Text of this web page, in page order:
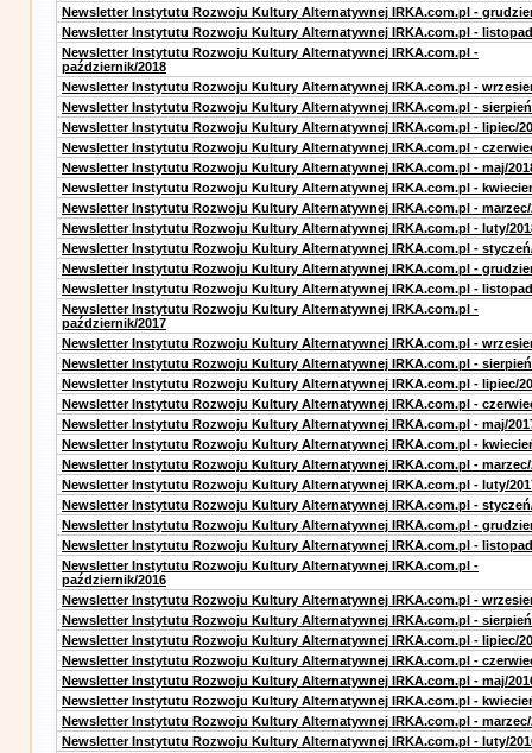
Newsletter Instytutu Rozwoju Kultury Alternatywnej IRKA.com.pl -
Newsletter Instytutu Rozwoju Kultury Alternatywnej IRKA.com.pl -
Newsletter Instytutu Rozwoju Kultury Alternatywnej IRKA.com.pl -
październik/2018
Newsletter Instytutu Rozwoju Kultury Alternatywnej IRKA.com.pl -
Newsletter Instytutu Rozwoju Kultury Alternatywnej IRKA.com.pl -
Newsletter Instytutu Rozwoju Kultury Alternatywnej IRKA.com.pl - lipiec/
Newsletter Instytutu Rozwoju Kultury Alternatywnej IRKA.com.pl -
Newsletter Instytutu Rozwoju Kultury Alternatywnej IRKA.com.pl - maj/
Newsletter Instytutu Rozwoju Kultury Alternatywnej IRKA.com.pl -
Newsletter Instytutu Rozwoju Kultury Alternatywnej IRKA.com.pl - marzec/
Newsletter Instytutu Rozwoju Kultury Alternatywnej IRKA.com.pl - luty/
Newsletter Instytutu Rozwoju Kultury Alternatywnej IRKA.com.pl -
Newsletter Instytutu Rozwoju Kultury Alternatywnej IRKA.com.pl -
Newsletter Instytutu Rozwoju Kultury Alternatywnej IRKA.com.pl -
Newsletter Instytutu Rozwoju Kultury Alternatywnej IRKA.com.pl -
październik/2017
Newsletter Instytutu Rozwoju Kultury Alternatywnej IRKA.com.pl -
Newsletter Instytutu Rozwoju Kultury Alternatywnej IRKA.com.pl -
Newsletter Instytutu Rozwoju Kultury Alternatywnej IRKA.com.pl - lipiec/
Newsletter Instytutu Rozwoju Kultury Alternatywnej IRKA.com.pl -
Newsletter Instytutu Rozwoju Kultury Alternatywnej IRKA.com.pl - maj/
Newsletter Instytutu Rozwoju Kultury Alternatywnej IRKA.com.pl -
Newsletter Instytutu Rozwoju Kultury Alternatywnej IRKA.com.pl - marzec/
Newsletter Instytutu Rozwoju Kultury Alternatywnej IRKA.com.pl - luty/
Newsletter Instytutu Rozwoju Kultury Alternatywnej IRKA.com.pl -
Newsletter Instytutu Rozwoju Kultury Alternatywnej IRKA.com.pl -
Newsletter Instytutu Rozwoju Kultury Alternatywnej IRKA.com.pl -
Newsletter Instytutu Rozwoju Kultury Alternatywnej IRKA.com.pl -
październik/2016
Newsletter Instytutu Rozwoju Kultury Alternatywnej IRKA.com.pl -
Newsletter Instytutu Rozwoju Kultury Alternatywnej IRKA.com.pl -
Newsletter Instytutu Rozwoju Kultury Alternatywnej IRKA.com.pl - lipiec/
Newsletter Instytutu Rozwoju Kultury Alternatywnej IRKA.com.pl -
Newsletter Instytutu Rozwoju Kultury Alternatywnej IRKA.com.pl - maj/
Newsletter Instytutu Rozwoju Kultury Alternatywnej IRKA.com.pl -
Newsletter Instytutu Rozwoju Kultury Alternatywnej IRKA.com.pl - marzec/
Newsletter Instytutu Rozwoju Kultury Alternatywnej IRKA.com.pl - luty/